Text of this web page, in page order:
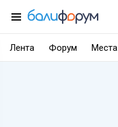
Лента Форум Места